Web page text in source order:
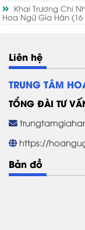
Khai Trương Chi
Hoa Ngữ Gia Hân(16
Liên hệ
TRUNG TÂM
TỔNG ĐÀI TƯ
https://
Bản đồ